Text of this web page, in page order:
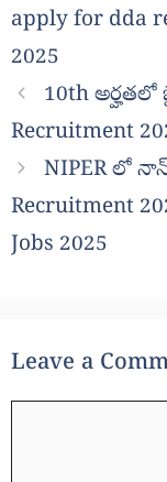
apply for dda
2025
10th
Recruitment
NIPER లో
Recruitment
Jobs 2025
Leave a